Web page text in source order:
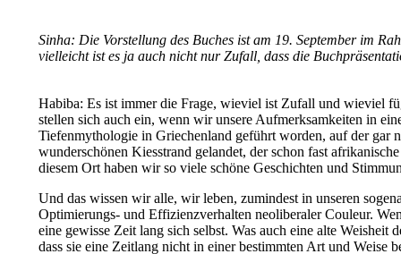
Sinha: Die Vorstellung des Buches ist am 19. September im
vielleicht ist es ja auch nicht nur Zufall, dass die
Habiba: Es ist immer die Frage, wieviel ist Zufall und wieviel
stellen sich auch ein, wenn wir unsere Aufmerksamkeiten in
Tiefenmythologie in Griechenland geführt worden, auf der gar
wunderschönen Kiesstrand gelandet, der schon fast
diesem Ort haben wir so viele schöne Geschichten und
Und das wissen wir alle, wir leben, zumindest in unseren
Optimierungs- und Effizienzverhalten neoliberaler Couleur.
eine gewisse Zeit lang sich selbst. Was auch eine alte
dass sie eine Zeitlang nicht in einer bestimmten Art und Weise